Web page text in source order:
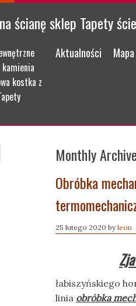
ścianę sklep Tapety
kostka z
Menu
Skip to content
Aktualności
Monthly
Obróbka
25 lutego 2020 byleon
łabiszyńskiego
linia obróbka